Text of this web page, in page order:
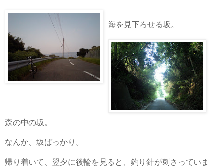
海を見下ろせる坂。
森の中の坂。
なんか、坂ばっかり。
帰り着いて、翌夕に後輪を見ると、釣り針が刺さっていま